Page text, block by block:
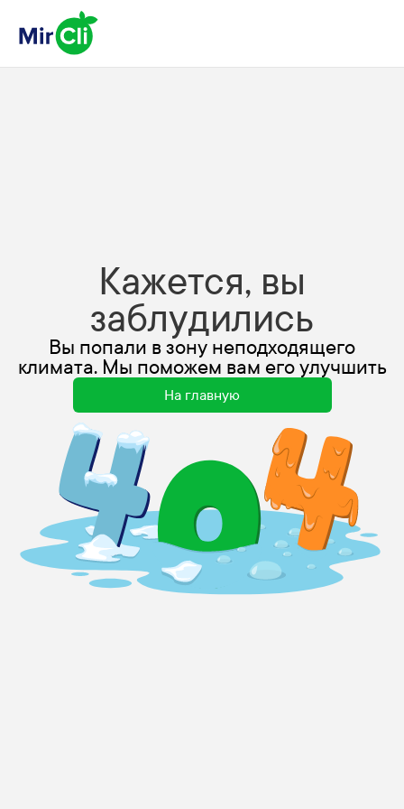
Кажется, вы
заблудились
Вы попали в зону неподходящего
климата. Мы поможем вам его улучшить
На главную